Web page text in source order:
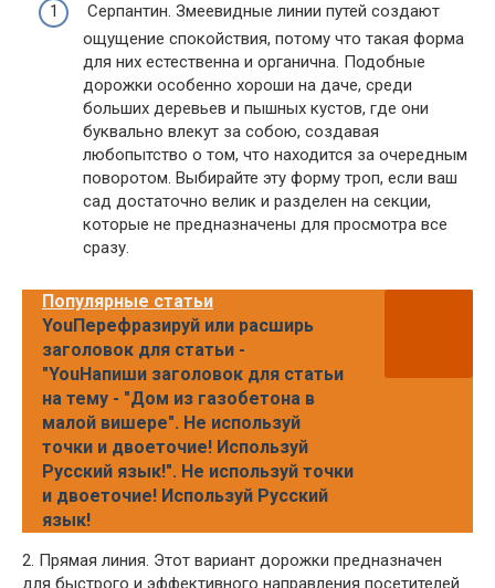
Серпантин. Змеевидные линии путей создают
ощущение спокойствия, потому что такая форма
для них естественна и органична. Подобные
дорожки особенно хороши на даче, среди
больших деревьев и пышных кустов, где они
буквально влекут за собою, создавая
любопытство о том, что находится за очередным
поворотом. Выбирайте эту форму троп, если ваш
сад достаточно велик и разделен на секции,
которые не предназначены для просмотра все
сразу.
Популярные статьи
YouПерефразируй или расширь
заголовок для статьи -
"YouНапиши заголовок для статьи
на тему - "Дом из газобетона в
малой вишере". Не используй
точки и двоеточие! Используй
Русский язык!". Не используй точки
и двоеточие! Используй Русский
язык!
2. Прямая линия. Этот вариант дорожки предназначен